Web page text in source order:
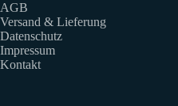
AGB
Versand & Lieferung
Datenschutz
Impressum
Kontakt